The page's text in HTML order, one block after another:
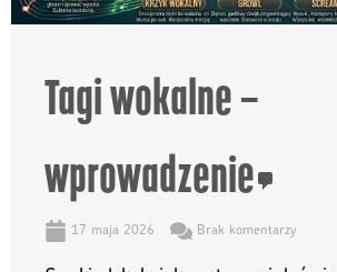
Tagi wokalne –
wprowadzenie
17 maja 2026 Brak komentarzy